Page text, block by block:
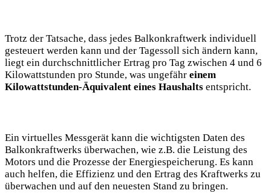
Trotz der Tatsache, dass jedes Balkonkraftwerk individuell
gesteuert werden kann und der Tagessoll sich ändern kann,
liegt ein durchschnittlicher Ertrag pro Tag zwischen 4 und 6
Kilowattstunden pro Stunde, was ungefähr einem
Kilowattstunden-Äquivalent eines Haushalts entspricht.
Ein virtuelles Messgerät kann die wichtigsten Daten des
Balkonkraftwerks überwachen, wie z.B. die Leistung des
Motors und die Prozesse der Energiespeicherung. Es kann
auch helfen, die Effizienz und den Ertrag des Kraftwerks zu
überwachen und auf den neuesten Stand zu bringen.